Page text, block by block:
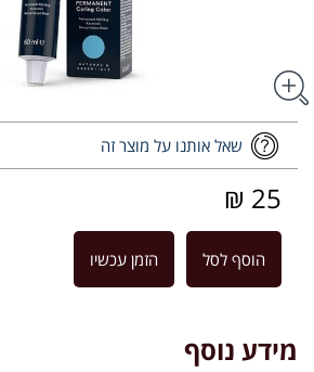
שאל אותנו על מוצר זה
25 ₪
הוסף לסל הזמן עכשיו
מידע נוסף